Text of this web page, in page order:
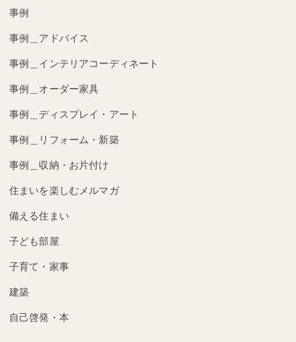
事例
事例＿アドバイス
事例＿インテリアコーディネート
事例＿オーダー家具
事例＿ディスプレイ・アート
事例＿リフォーム・新築
事例＿収納・お片付け
住まいを楽しむメルマガ
備える住まい
子ども部屋
子育て・家事
建築
自己啓発・本